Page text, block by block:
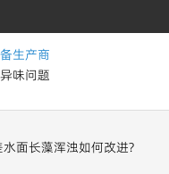
生产商
味问题
面长藻浑浊如何改进?